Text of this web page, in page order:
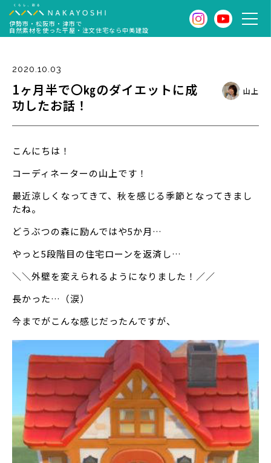
伊勢市・松阪市・津市で
自然素材を使った平屋・注文住宅なら中美建設
2020.10.03
1ヶ月半で〇㎏のダイエットに成
功したお話！
山上
こんにちは！
コーディネーターの山上です！
最近涼しくなってきて、秋を感じる季節となってきまし
たね。
どうぶつの森に励んではや5か月…
やっと5段階目の住宅ローンを返済し…
＼＼外壁を変えられるようになりました！／／
長かった…（涙）
今までがこんな感じだったんですが、